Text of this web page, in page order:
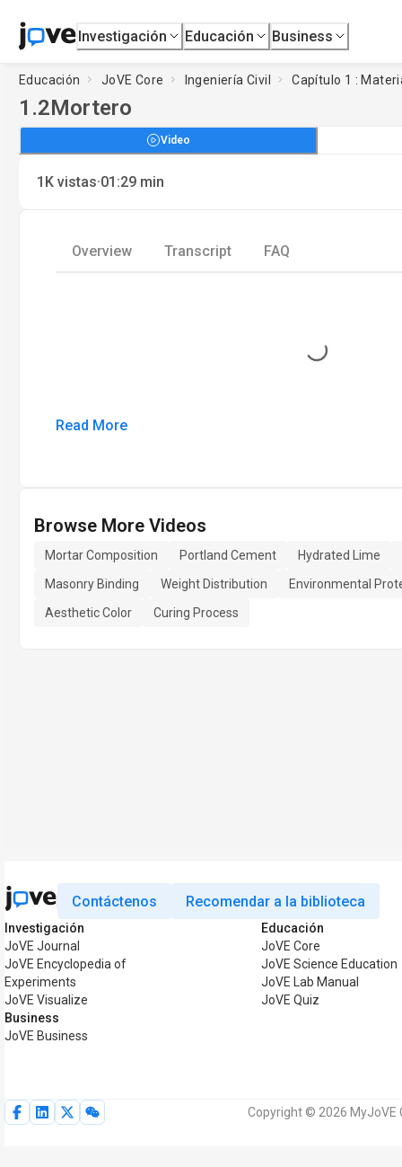
Investigación Educación Business
Educación JoVE Core Ingeniería Civil Capítulo 1 :
1.2Mortero
Video
1K vistas·01:29 min
Overview Transcript FAQ
Loading...
Read More
Browse More Videos
Mortar Composition Portland Cement
Hydrated Lime
Masonry Binding
Weight Distribution
Environmental
Aesthetic Color
Curing Process
Contáctenos Recomendar a la biblioteca
Investigación
JoVE Journal
JoVE Encyclopedia of
Experiments
JoVE Visualize
Business
JoVE Business
Educación
JoVE Core
JoVE Science Education
JoVE Lab Manual
JoVE Quiz
Copyright © 2026 MyJoVE